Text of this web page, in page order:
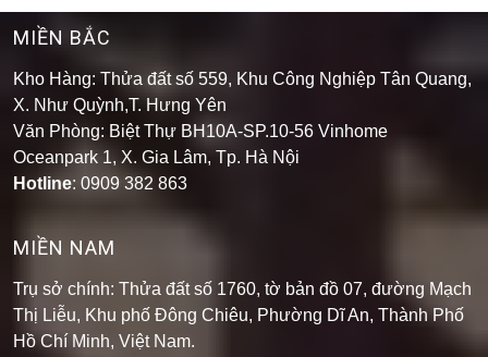
MIỀN BẮC
Kho Hàng: Thửa đất số 559, Khu Công Nghiệp Tân Quang,
X. Như Quỳnh,T. Hưng Yên
Văn Phòng: Biệt Thự BH10A-SP.10-56 Vinhome
Oceanpark 1, X. Gia Lâm, Tp. Hà Nội
Hotline: 0909 382 863
MIỀN NAM
Trụ sở chính: Thửa đất số 1760, tờ bản đồ 07, đường Mạch
Thị Liễu, Khu phố Đông Chiêu, Phường Dĩ An, Thành Phố
Hồ Chí Minh, Việt Nam.